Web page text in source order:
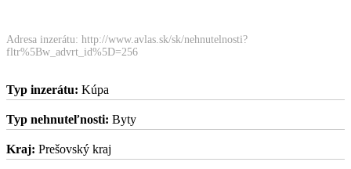
Adresa inzerátu: http://www.avlas.sk/sk/nehnutelnosti?
fltr%5Bw_advrt_id%5D=256
Typ inzerátu: Kúpa
Typ nehnuteľnosti: Byty
Kraj: Prešovský kraj